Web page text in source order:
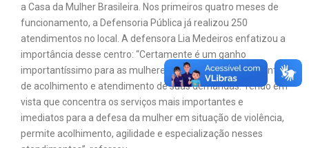
a Casa da Mulher Brasileira. Nos primeiros quatro meses de
funcionamento, a Defensoria Pública já realizou 250
atendimentos no local. A defensora Lia Medeiros enfatizou a
importância desse centro: “Certamente é um ganho
importantíssimo para as mulheres, trazendo mais um ponto
de acolhimento e atendimento de suas demandas. Tendo em
vista que concentra os serviços mais importantes e
imediatos para a defesa da mulher em situação de violência,
permite acolhimento, agilidade e especialização nesses